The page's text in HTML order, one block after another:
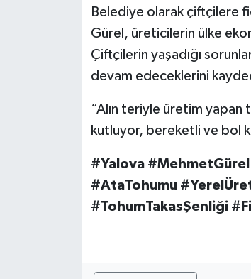
Belediye olarak çiftçilere
Gürel, üreticilerin ülke
Çiftçilerin yaşadığı
devam edeceklerini
“Alın teriyle üretim yapan
kutluyor, bereketli ve bol
#Yalova
#AtaTohumu
#TohumTakasŞenliği